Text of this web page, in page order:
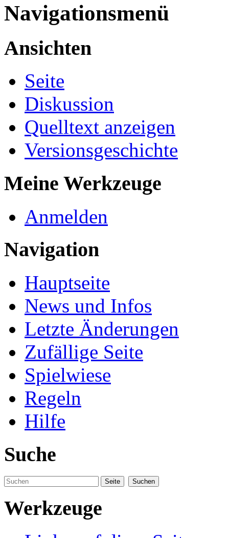
Navigationsmenü
Ansichten
Seite
Diskussion
Quelltext anzeigen
Versionsgeschichte
Meine Werkzeuge
Anmelden
Navigation
Hauptseite
News und Infos
Letzte Änderungen
Zufällige Seite
Spielwiese
Regeln
Hilfe
Suche
Werkzeuge